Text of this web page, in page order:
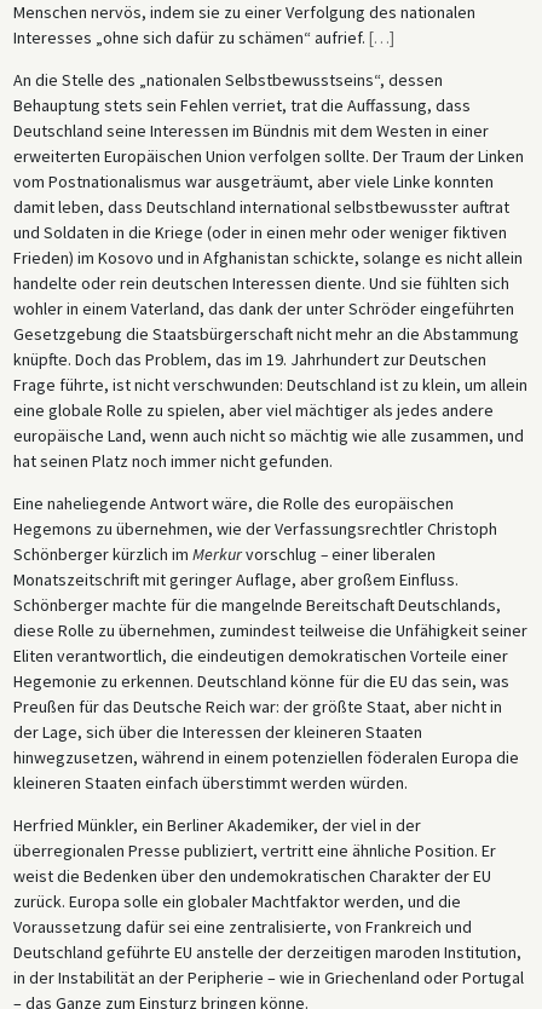
Menschen nervös, indem sie zu einer Verfolgung des nationalen
Interesses „ohne sich dafür zu schämen“ aufrief. […]
An die Stelle des „nationalen Selbstbewusstseins“, dessen
Behauptung stets sein Fehlen verriet, trat die Auffassung, dass
Deutschland seine Interessen im Bündnis mit dem Westen in einer
erweiterten Europäischen Union verfolgen sollte. Der Traum der Linken
vom Postnationalismus war ausgeträumt, aber viele Linke konnten
damit leben, dass Deutschland international selbstbewusster auftrat
und Soldaten in die Kriege (oder in einen mehr oder weniger fiktiven
Frieden) im Kosovo und in Afghanistan schickte, solange es nicht allein
handelte oder rein deutschen Interessen diente. Und sie fühlten sich
wohler in einem Vaterland, das dank der unter Schröder eingeführten
Gesetzgebung die Staatsbürgerschaft nicht mehr an die Abstammung
knüpfte. Doch das Problem, das im 19. Jahrhundert zur Deutschen
Frage führte, ist nicht verschwunden: Deutschland ist zu klein, um allein
eine globale Rolle zu spielen, aber viel mächtiger als jedes andere
europäische Land, wenn auch nicht so mächtig wie alle zusammen, und
hat seinen Platz noch immer nicht gefunden.
Eine naheliegende Antwort wäre, die Rolle des europäischen
Hegemons zu übernehmen, wie der Verfassungsrechtler Christoph
Schönberger kürzlich im Merkurvorschlug –einer liberalen
Monatszeitschrift mit geringer Auflage, aber großem Einfluss.
Schönberger machte für die mangelnde Bereitschaft Deutschlands,
diese Rolle zu übernehmen, zumindest teilweise die Unfähigkeit seiner
Eliten verantwortlich, die eindeutigen demokratischen Vorteile einer
Hegemonie zu erkennen. Deutschland könne für die EU das sein, was
Preußen für das Deutsche Reich war: der größte Staat, aber nicht in
der Lage, sich über die Interessen der kleineren Staaten
hinwegzusetzen, während in einem potenziellen föderalen Europa die
kleineren Staaten einfach überstimmt werden würden.
Herfried Münkler, ein Berliner Akademiker, der viel in der
überregionalen Presse publiziert, vertritt eine ähnliche Position. Er
weist die Bedenken über den undemokratischen Charakter der EU
zurück. Europa solle ein globaler Machtfaktor werden, und die
Voraussetzung dafür sei eine zentralisierte, von Frankreich und
Deutschland geführte EU anstelle der derzeitigen maroden Institution,
in der Instabilität an der Peripherie – wie in Griechenland oder Portugal
– das Ganze zum Einsturz bringen könne.